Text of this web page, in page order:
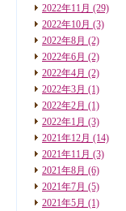
2022年11月 (29)
2022年10月 (3)
2022年8月 (2)
2022年6月 (2)
2022年4月 (2)
2022年3月 (1)
2022年2月 (1)
2022年1月 (3)
2021年12月 (14)
2021年11月 (3)
2021年8月 (6)
2021年7月 (5)
2021年5月 (1)